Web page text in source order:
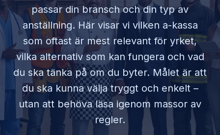
passar din bransch och din typ av
anställning. Här visar vi vilken a-kassa
som oftast är mest relevant för yrket,
vilka alternativ som kan fungera och vad
du ska tänka på om du byter. Målet är att
du ska kunna välja tryggt och enkelt –
utan att behöva läsa igenom massor av
regler.